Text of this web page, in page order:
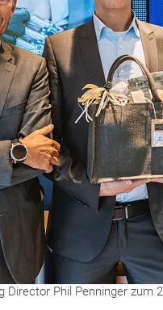
Phil Penninger zum